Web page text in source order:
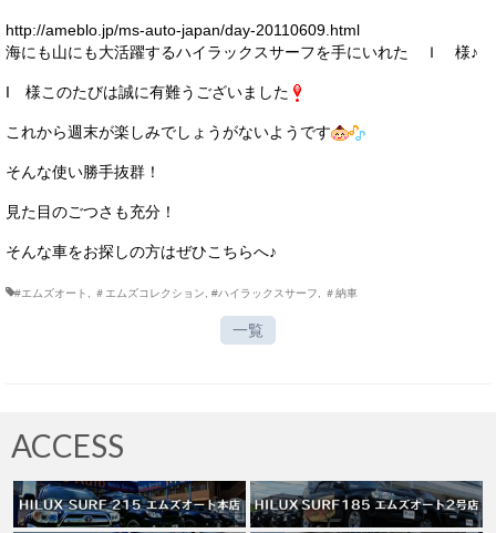
http://ameblo.jp/ms-auto-japan/day-20110609.html
海にも山にも大活躍するハイラックスサーフを手にいれた Ｉ 様♪
I 様このたびは誠に有難うございました
これから週末が楽しみでしょうがないようです
そんな使い勝手抜群！
見た目のごつさも充分！
そんな車をお探しの方はぜひこちらへ♪
#エムズオート ＃エムズコレクション #ハイラックスサーフ ＃納車
一覧
ACCESS